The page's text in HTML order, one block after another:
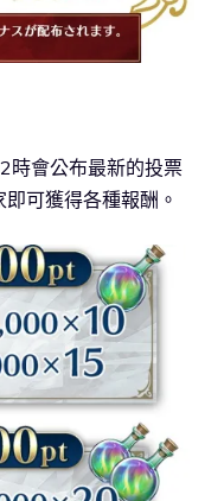
時會公布最新的投票
可獲得各種報酬。